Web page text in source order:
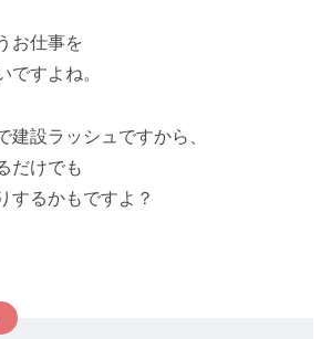
お仕事を
ですよね。
建設ラッシュですから、
だけでも
するかもですよ？